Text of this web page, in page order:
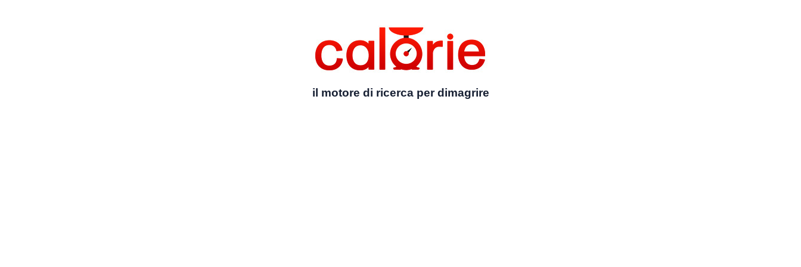
il motore di ricerca per dimagrire